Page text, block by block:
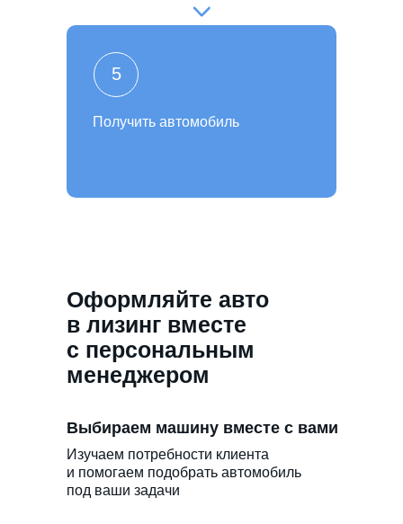
Получить автомобиль
5
Выбираем машину вместе с вами
Изучаем потребности клиента
и помогаем подобрать автомобиль
под ваши задачи
Оформляйте авто
в лизинг вместе
с персональным
менеджером